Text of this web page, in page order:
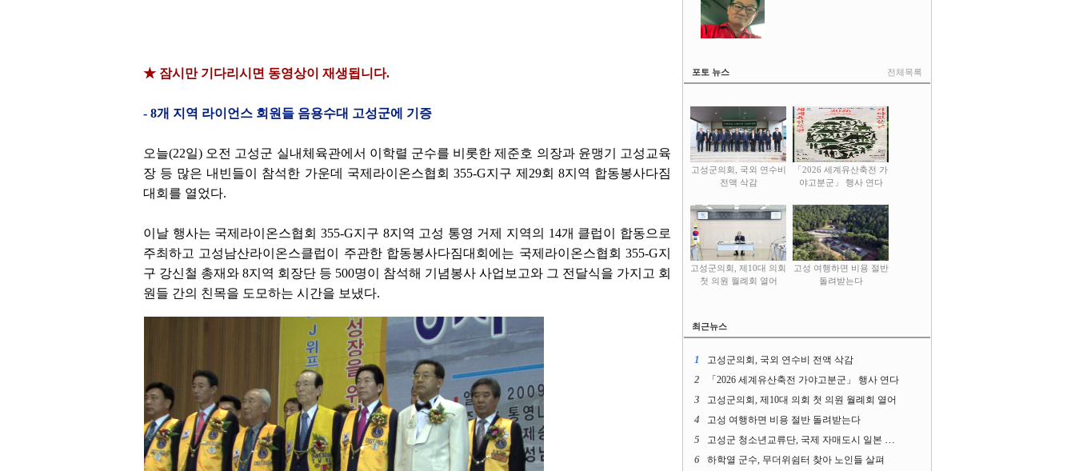
★ 잠시만 기다리시면 동영상이 재생됩니다.
- 8개 지역 라이언스 회원들 음용수대 고성군에 기증
오늘(22일) 오전 고성군 실내체육관에서 이학렬 군수를 비롯한 제준호 의장과 윤맹기 고성교육
장 등 많은 내빈들이 참석한 가운데 국제라이온스협회 355-G지구 제29회 8지역 합동봉사다짐
대회를 열었다.
이날 행사는 국제라이온스협회 355-G지구 8지역 고성 통영 거제 지역의 14개 클럽이 합동으로
주최하고 고성남산라이온스클럽이 주관한 합동봉사다짐대회에는 국제라이온스협회 355-G지
구 강신철 총재와 8지역 회장단 등 500명이 참석해 기념봉사 사업보고와 그 전달식을 가지고 회
원들 간의 친목을 도모하는 시간을 보냈다.
포토 뉴스 전체목록
고성군의회, 국외 연수비
전액 삭감
「2026 세계유산축전 가
야고분군」 행사 연다
고성군의회, 제10대 의회
첫 의원 월례회 열어
고성 여행하면 비용 절반
돌려받는다
최근뉴스
1 고성군의회, 국외 연수비 전액 삭감
2 「2026 세계유산축전 가야고분군」 행사 연다
3 고성군의회, 제10대 의회 첫 의원 월례회 열어
4 고성 여행하면 비용 절반 돌려받는다
5 고성군 청소년교류단, 국제 자매도시 일본 가사오카시 찾아
6 하학열 군수, 무더위쉼터 찾아 노인들 살펴